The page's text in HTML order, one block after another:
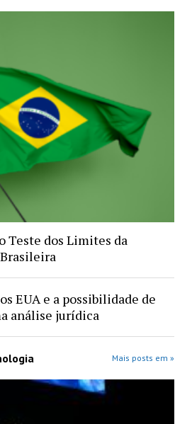
Teste dos Limites da
EUA e a possibilidade de
análise jurídica
Mais posts em »